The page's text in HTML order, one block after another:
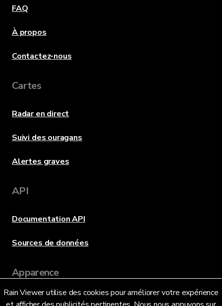
Rain Viewer utilise des cookies pour améliorer votre expérience
FAQ
À propos
Contactez-nous
Cartes
Radar en direct
Suivi des ouragans
Alertes graves
API
Documentation API
Sources de données
Apparence